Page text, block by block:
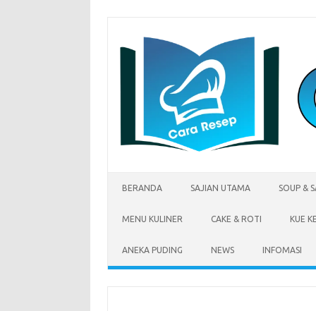
BERANDA SAJIAN UTAMA SOUP &
MENU KULINER CAKE & ROTI KUE
ANEKA PUDING NEWS INFOMASI